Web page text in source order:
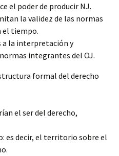
el poder de producir NJ.
la validez de las normas
el tiempo.
a la interpretación y
integrantes del OJ.
formal del derecho
el ser del derecho,
es decir, el territorio sobre el